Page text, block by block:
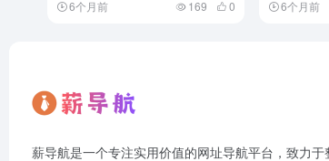
6个月前 169 0 6个月前
薪导航是一个专注实用价值的网址导航平台，致力于